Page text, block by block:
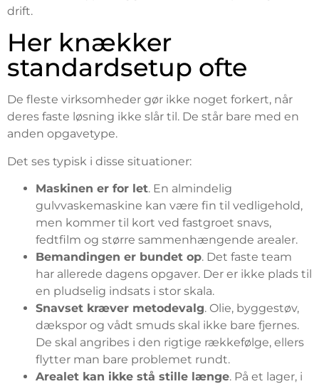
drift.
Her knækker
standardsetup ofte
De fleste virksomheder gør ikke noget forkert, når
deres faste løsning ikke slår til. De står bare med en
anden opgavetype.
Det ses typisk i disse situationer:
Maskinen er for let. En almindelig
gulvvaskemaskine kan være fin til vedligehold,
men kommer til kort ved fastgroet snavs,
fedtfilm og større sammenhængende arealer.
Bemandingen er bundet op. Det faste team
har allerede dagens opgaver. Der er ikke plads til
en pludselig indsats i stor skala.
Snavset kræver metodevalg. Olie, byggestøv,
dækspor og vådt smuds skal ikke bare fjernes.
De skal angribes i den rigtige rækkefølge, ellers
flytter man bare problemet rundt.
Arealet kan ikke stå stille længe. På et lager, i